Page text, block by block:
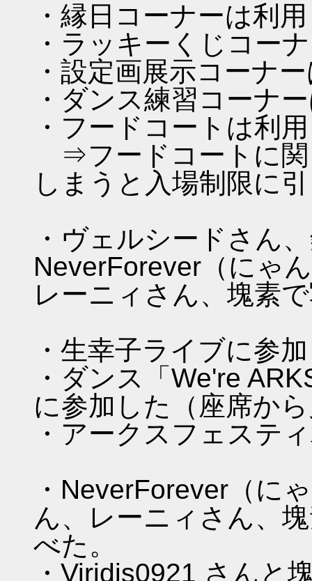
・縁日コーナーは利
・ラッキーくじコー
・設定画展示コーナ
・ダンス練習コーナ
・フードコートは利
⇒フードコートに関
しまうと入場制限に
・ヴェルシードさん
NeverForever（にゃ
レーニィさん、塊素
・生幸子ライブに参
・ダンス「We're
に参加した（座席か
・アークスフェステ
・NeverForever（に
ん、レーニィさん、
べた。
・Viridis0921 さんと